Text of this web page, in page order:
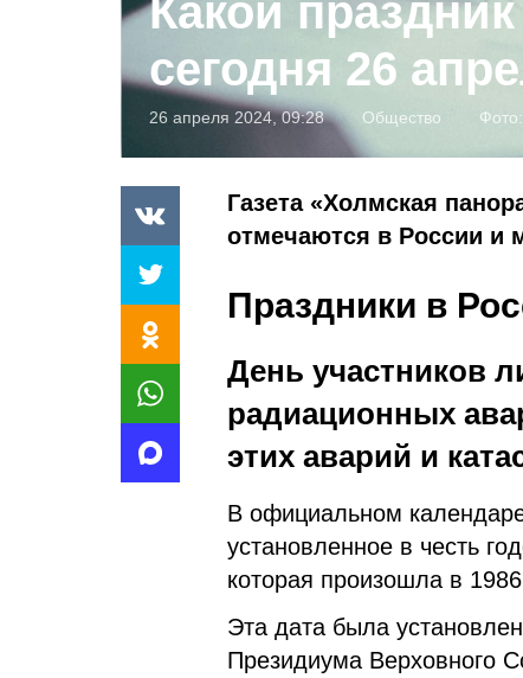
Какой
сегодня 26
26 апреля 2024, 09:28 Общество Фото:
Газета «Холмская
отмечаются в России и
Праздники в
День участников
радиационных
этих аварий и
В официальном
установленное в честь
которая произошла в
Эта дата была
Президиума Верховного